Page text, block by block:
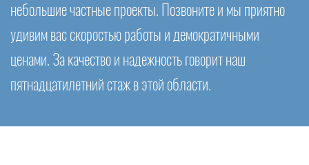
небольшие частные проекты. Позвоните и мы приятно
удивим вас скоростью работы и демократичными
ценами. За качество и надежность говорит наш
пятнадцатилетний стаж в этой области.